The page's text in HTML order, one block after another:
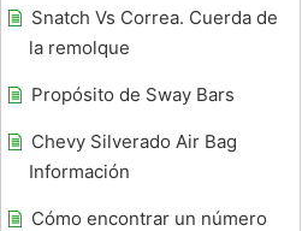
Snatch Vs Correa. Cuerda de
la remolque
Propósito de Sway Bars
Chevy Silverado Air Bag
Información
Cómo encontrar un número